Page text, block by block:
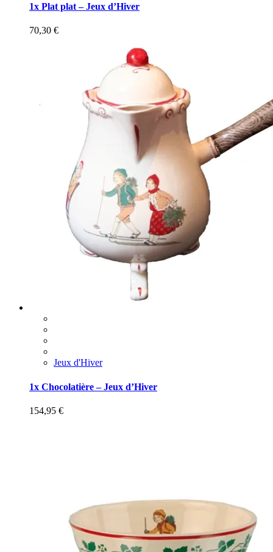
1x Plat plat – Jeux d’Hiver
70,30 €
Jeux d'Hiver
1x Chocolatière – Jeux d’Hiver
154,95 €